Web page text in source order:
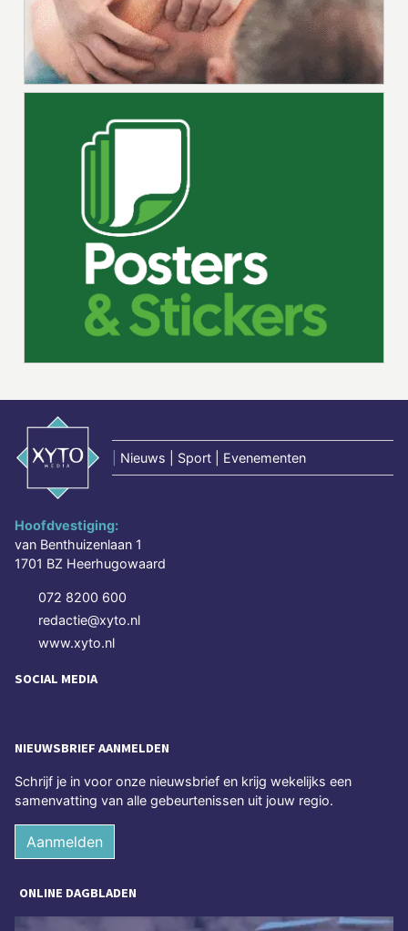
Nieuws | Sport | Evenementen
Hoofdvestiging:
van Benthuizenlaan 1
1701 BZ Heerhugowaard
072 8200 600
redactie@xyto.nl
www.xyto.nl
SOCIAL MEDIA
NIEUWSBRIEF AANMELDEN
Schrijf je in voor onze nieuwsbrief en krijg wekelijks een
samenvatting van alle gebeurtenissen uit jouw regio.
Aanmelden
ONLINE DAGBLADEN